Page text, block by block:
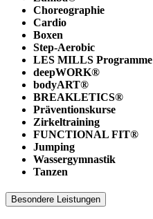
Choreographie
Cardio
Boxen
Step-Aerobic
LES MILLS Programme
deepWORK®
bodyART®
BREAKLETICS®
Präventionskurse
Zirkeltraining
FUNCTIONAL FIT®
Jumping
Wassergymnastik
Tanzen
Besondere Leistungen